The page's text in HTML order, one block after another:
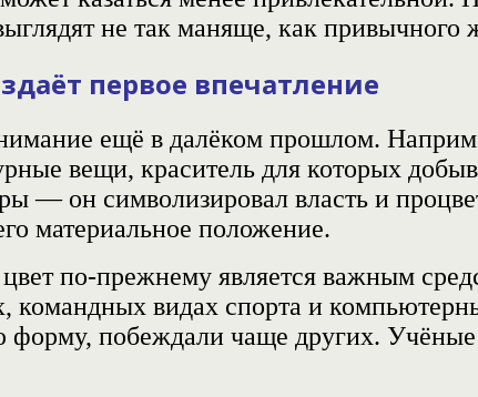
не так маняще, как привычного
первое впечатление
ещё в далёком прошлом.
вещи, краситель для которых
— он символизировал власть и
материальное положение.
по‑прежнему является важным
командных видах спорта и
форму, побеждали чаще других. Учёные